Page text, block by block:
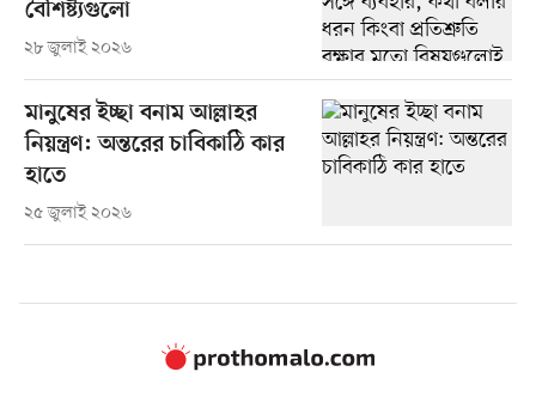
বৈশিষ্ট্যগুলো
২৮ জুলাই ২০২৬
মানুষের ইচ্ছা বনাম আল্লাহর
নিয়ন্ত্রণ: অন্তরের চাবিকাঠি কার
হাতে
২৫ জুলাই ২০২৬